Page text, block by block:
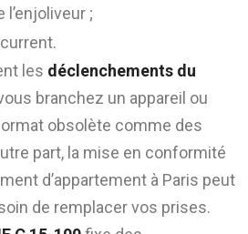
l’enjoliveur ;
les déclenchements du
branchez un appareil ou
obsolète comme des
part, la mise en conformité
d’appartement à Paris peut
de remplacer vos prises.